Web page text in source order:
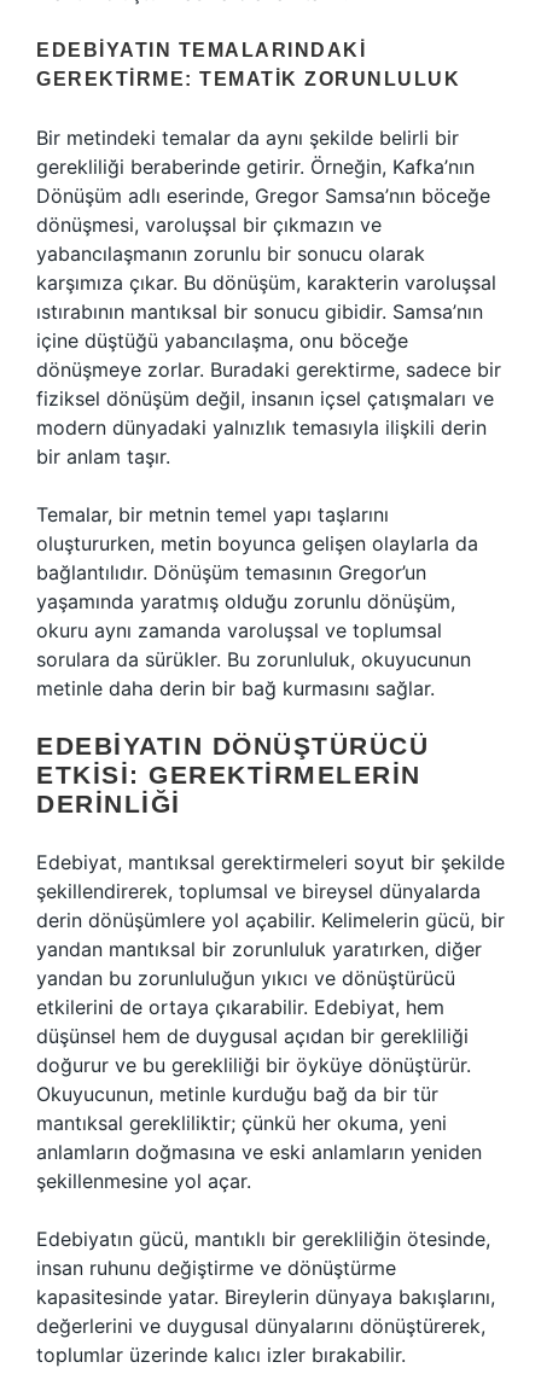
EDEBIYATIN TEMALARINDAKI
GEREKTIRME: TEMATIK ZORUNLULUK
Bir metindeki temalar da aynı şekilde belirli bir
gerekliliği beraberinde getirir. Örneğin, Kafka’nın
Dönüşüm adlı eserinde, Gregor Samsa’nın böceğe
dönüşmesi, varoluşsal bir çıkmazın ve
yabancılaşmanın zorunlu bir sonucu olarak
karşımıza çıkar. Bu dönüşüm, karakterin varoluşsal
ıstırabının mantıksal bir sonucu gibidir. Samsa’nın
içine düştüğü yabancılaşma, onu böceğe
dönüşmeye zorlar. Buradaki gerektirme, sadece bir
fiziksel dönüşüm değil, insanın içsel çatışmaları ve
modern dünyadaki yalnızlık temasıyla ilişkili derin
bir anlam taşır.
Temalar, bir metnin temel yapı taşlarını
oluştururken, metin boyunca gelişen olaylarla da
bağlantılıdır. Dönüşüm temasının Gregor’un
yaşamında yaratmış olduğu zorunlu dönüşüm,
okuru aynı zamanda varoluşsal ve toplumsal
sorulara da sürükler. Bu zorunluluk, okuyucunun
metinle daha derin bir bağ kurmasını sağlar.
EDEBIYATIN DÖNÜŞTÜRÜCÜ
ETKISI: GEREKTIRMELERIN
DERINLIĞI
Edebiyat, mantıksal gerektirmeleri soyut bir şekilde
şekillendirerek, toplumsal ve bireysel dünyalarda
derin dönüşümlere yol açabilir. Kelimelerin gücü, bir
yandan mantıksal bir zorunluluk yaratırken, diğer
yandan bu zorunluluğun yıkıcı ve dönüştürücü
etkilerini de ortaya çıkarabilir. Edebiyat, hem
düşünsel hem de duygusal açıdan bir gerekliliği
doğurur ve bu gerekliliği bir öyküye dönüştürür.
Okuyucunun, metinle kurduğu bağ da bir tür
mantıksal gerekliliktir; çünkü her okuma, yeni
anlamların doğmasına ve eski anlamların yeniden
şekillenmesine yol açar.
Edebiyatın gücü, mantıklı bir gerekliliğin ötesinde,
insan ruhunu değiştirme ve dönüştürme
kapasitesinde yatar. Bireylerin dünyaya bakışlarını,
değerlerini ve duygusal dünyalarını dönüştürerek,
toplumlar üzerinde kalıcı izler bırakabilir.